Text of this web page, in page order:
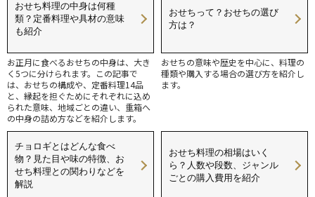
おせち料理の中身は何種
類？定番料理や具材の意味
も紹介
お正月に食べるおせちの中身は、大き
く5つに分けられます。この記事で
は、おせちの構成や、定番料理14品
と、縁起を担ぐためにそれぞれに込め
られた意味、地域ごとの違い、重箱へ
の中身の詰め方などを紹介します。
おせちって？おせちの選び
方は？
おせちの意味や歴史を中心に、料理の
種類や購入する場合の選び方を紹介し
ます。
チョロギとはどんな食べ
物？見た目や味の特徴、お
せち料理との関わりなどを
解説
おせち料理の相場はいく
ら？人数や段数、ジャンル
ごとの購入費用を紹介